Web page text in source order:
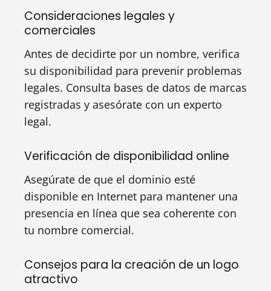
Consideraciones legales y
comerciales
Antes de decidirte por un nombre, verifica
su disponibilidad para prevenir problemas
legales. Consulta bases de datos de marcas
registradas y asesórate con un experto
legal.
Verificación de disponibilidad online
Asegúrate de que el dominio esté
disponible en Internet para mantener una
presencia en línea que sea coherente con
tu nombre comercial.
Consejos para la creación de un logo
atractivo